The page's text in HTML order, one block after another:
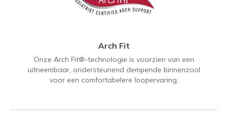
Arch Fit
Onze Arch Fit®-technologie is voorzien van een
uitneembaar, ondersteunend dempende binnenzool
voor een comfortabelere loopervaring.